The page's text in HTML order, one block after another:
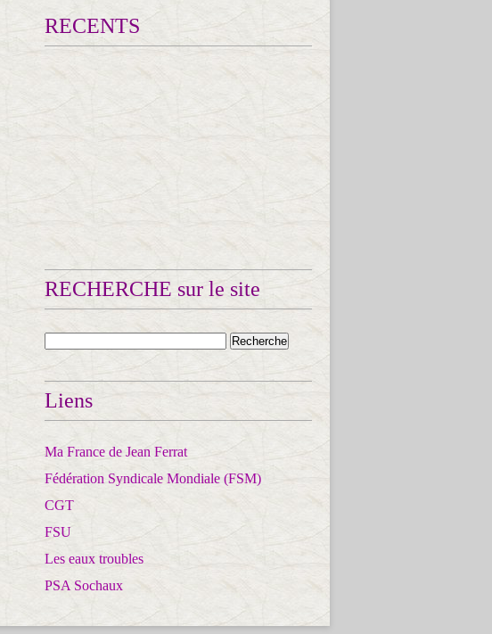
RECENTS
RECHERCHE sur le site
Liens
Ma France de Jean Ferrat
Fédération Syndicale Mondiale (FSM)
CGT
FSU
Les eaux troubles
PSA Sochaux